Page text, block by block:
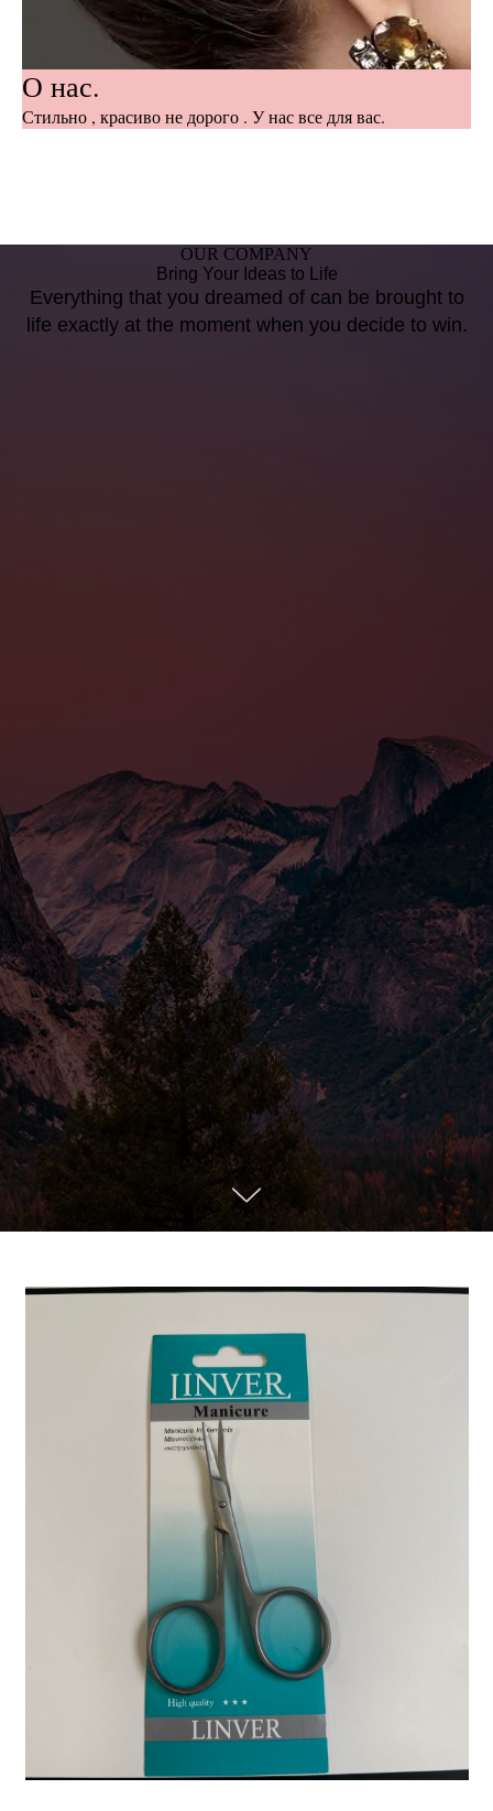
О нас.
Стильно , красиво не дорого . У нас все для вас.
OUR COMPANY
Bring Your Ideas to Life
Everything that you dreamed of can be brought to
life exactly at the moment when you decide to win.